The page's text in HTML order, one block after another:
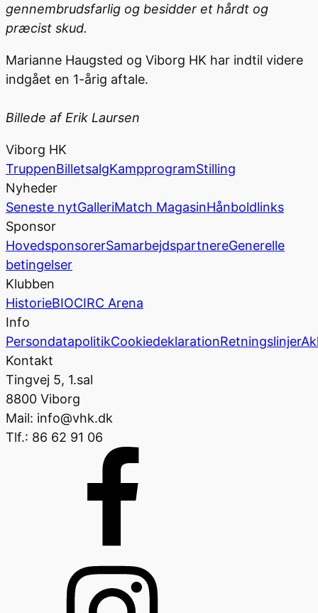
gennembrudsfarlig og besidder et hårdt og
præcist skud.
Marianne Haugsted og Viborg HK har indtil videre
indgået en 1-årig aftale.
Billede af Erik Laursen
Viborg HK
TruppenBilletsalgKampprogramStilling
Nyheder
Seneste nytGalleriMatch MagasinHånboldlinks
Sponsor
HovedsponsorerSamarbejdspartnereGenerelle
betingelser
Klubben
HistorieBIOCIRC Arena
Info
PersondatapolitikCookiedeklarationRetningslinjer
Kontakt
Tingvej 5, 1.sal
8800 Viborg
Mail: info@vhk.dk
Tlf.: 86 62 91 06